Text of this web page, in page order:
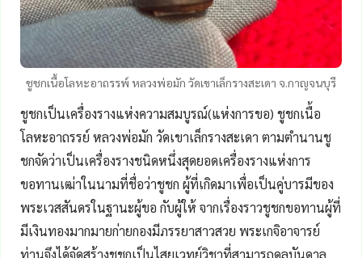
ชูชกเนื้อโลหะอาถรรพ์ หลวงพ่อมัก วัดเขาเล็กรางสะเดา จ.กาญจนบุรี
ชูชกเป็นเครื่องรางแห่งความสมบูรณ์(แห่งการขอ) ชูชกเนื้อ
โลหะอาถรรย์ หลวงพ่อมัก วัดเขาเล็กรางสะเดา ตามตำนานชู
ชกจัดว่าเป็นเครื่องรางชนิดหนึ่งสุดยอดเครื่องรางแห่งการ
ขอทานเฒ่าในนามที่ชื่อว่าชูชก ผู้ที่เกิดมาเพื่อเป็นคู่บารมีของ
พระเวสสันดรในฐานะผู้ขอ กับผู้ให้ จากเรื่องราวชูชกขอทานผู้ที่
มีเงินทองมากมายก่ายกองมีภรรยาสาวสวย พระเกจิอาจารย์
ท่านจึงได้จัดสร้างชูชกเป็นไสยเวทย์วิชาที่สามารถดลบันดาล